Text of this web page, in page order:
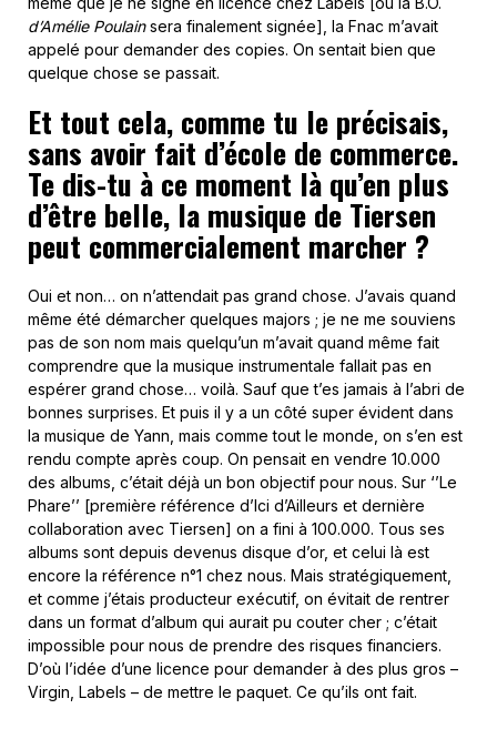
d’Amélie Poulainsera finalement signée], la Fnac m’avait
appelé pour demander des copies. On sentait bien que
quelque chose se passait.
Et tout cela, comme tu le précisais,
sans avoir fait d’école de commerce.
Te dis-tu à ce moment là qu’en plus
d’être belle, la musique de Tiersen
peut commercialement marcher ?
Oui et non… on n’attendait pas grand chose. J’avais quand
même été démarcher quelques majors ; je ne me souviens
pas de son nom mais quelqu’un m’avait quand même fait
comprendre que la musique instrumentale fallait pas en
espérer grand chose… voilà. Sauf que t’es jamais à l’abri de
bonnes surprises. Et puis il y a un côté super évident dans
la musique de Yann, mais comme tout le monde, on s’en est
rendu compte après coup. On pensait en vendre 10.000
des albums, c’était déjà un bon objectif pour nous. Sur ‘’Le
Phare’’ [première référence d’Ici d’Ailleurs et dernière
collaboration avec Tiersen] on a fini à 100.000. Tous ses
albums sont depuis devenus disque d’or, et celui là est
encore la référence n°1 chez nous. Mais stratégiquement,
et comme j’étais producteur exécutif, on évitait de rentrer
dans un format d’album qui aurait pu couter cher ; c’était
impossible pour nous de prendre des risques financiers.
D’où l’idée d’une licence pour demander à des plus gros –
Virgin, Labels – de mettre le paquet. Ce qu’ils ont fait.